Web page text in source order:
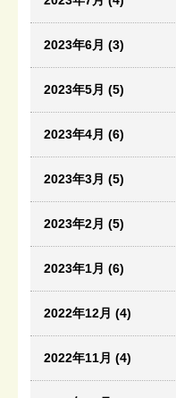
2023年6月 (3)
2023年5月 (5)
2023年4月 (6)
2023年3月 (5)
2023年2月 (5)
2023年1月 (6)
2022年12月 (4)
2022年11月 (4)